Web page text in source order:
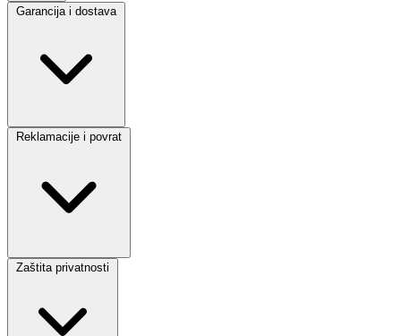
Garancija i dostava
Reklamacije i povrat
Zaštita privatnosti